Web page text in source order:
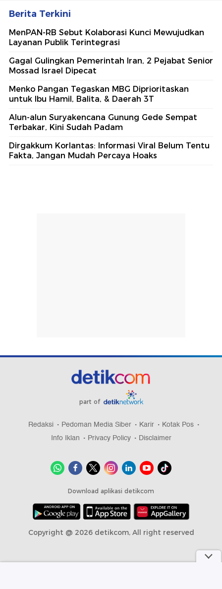
Berita Terkini
MenPAN-RB Sebut Kolaborasi Kunci Mewujudkan
Layanan Publik Terintegrasi
Gagal Gulingkan Pemerintah Iran, 2 Pejabat Senior
Mossad Israel Dipecat
Menko Pangan Tegaskan MBG Diprioritaskan
untuk Ibu Hamil, Balita, & Daerah 3T
Alun-alun Suryakencana Gunung Gede Sempat
Terbakar, Kini Sudah Padam
Dirgakkum Korlantas: Informasi Viral Belum Tentu
Fakta, Jangan Mudah Percaya Hoaks
part of
Redaksi Pedoman Media Siber Karir
Kotak Pos
Info Iklan
Privacy Policy Disclaimer
Download aplikasi detikcom
Copyright @ 2026 detikcom, All right reserved